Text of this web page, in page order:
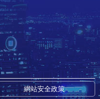
網站安全政策